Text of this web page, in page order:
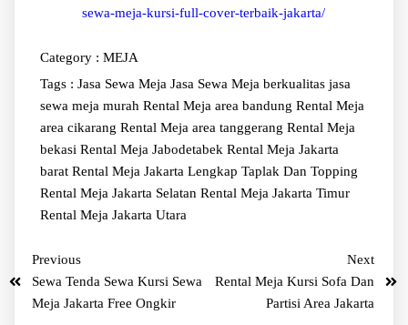
sewa-meja-kursi-full-cover-terbaik-jakarta/
Category : MEJA
Tags : Jasa Sewa Meja Jasa Sewa Meja berkualitas jasa
sewa meja murah Rental Meja area bandung Rental Meja
area cikarang Rental Meja area tanggerang Rental Meja
bekasi Rental Meja Jabodetabek Rental Meja Jakarta
barat Rental Meja Jakarta Lengkap Taplak Dan Topping
Rental Meja Jakarta Selatan Rental Meja Jakarta Timur
Rental Meja Jakarta Utara
Previous
Sewa Tenda Sewa Kursi Sewa
Meja Jakarta Free Ongkir
Next
Rental Meja Kursi Sofa Dan
Partisi Area Jakarta